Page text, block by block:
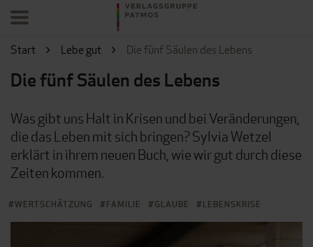
Start Lebe gut Die fünf Säulen des Lebens
Die fünf Säulen des Lebens
Was gibt uns Halt in Krisen und bei Veränderungen,
die das Leben mit sich bringen? Sylvia Wetzel
erklärt in ihrem neuen Buch, wie wir gut durch diese
Zeiten kommen.
WERTSCHÄTZUNG FAMILIE GLAUBE LEBENSKRISE